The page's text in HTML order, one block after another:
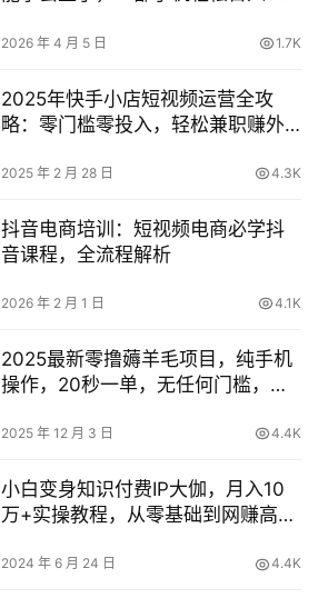
2026 年 4 月 5 日 1.7K
2025年快手小店短视频运营全攻
略：零门槛零投入，轻松兼职赚外
2025 年 2 月 28 日 4.3K
抖音电商培训：短视频电商必学抖
音课程，全流程解析
2026 年 2 月 1 日 4.1K
2025最新零撸薅羊毛项目，纯手机
操作，20秒一单，无任何门槛，一
2025 年 12 月 3 日 4.4K
小白变身知识付费IP大伽，月入10
万+实操教程，从零基础到网赚高手
2024 年 6 月 24 日 4.4K